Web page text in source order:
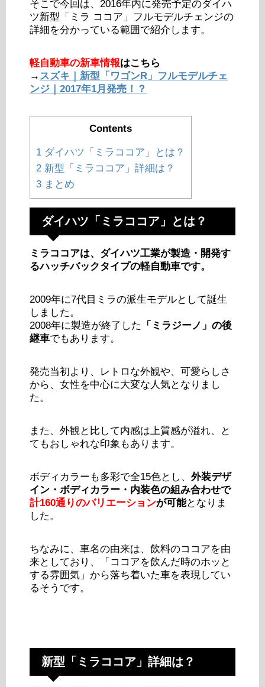
そこで今回は、2016年内に発売予定のダイハ
ツ新型「ミラ ココア」フルモデルチェンジの
詳細を分かっている範囲で紹介します。
軽自動車の新車情報はこちら
→ スズキ｜新型「ワゴンR」フルモデルチェ
ンジ｜2017年1月発売！？
Contents
1 ダイハツ「ミラココア」とは？
2 新型「ミラココア」詳細は？
3 まとめ
ダイハツ「ミラココア」とは？
ミラココアは、ダイハツ工業が製造・開発す
るハッチバックタイプの軽自動車です。
2009年に7代目ミラの派生モデルとして誕生
しました。
2008年に製造が終了した
「ミラジーノ」の後
継車でもあります。
発売当初より、レトロな外観や、可愛らしさ
から、女性を中心に大変な人気となりまし
た。
また、外観と比して内感は上質感が溢れ、と
てもおしゃれな印象もあります。
ボディカラーも多彩で全15色とし、 外装デザ
イン・ボディカラー・内装色の組み合わせで
計160通りのバリエーションが可能となりま
した。
ちなみに、車名の由来は、飲料のココアを由
来としており、「ココアを飲んだ時のホッと
する雰囲気」から落ち着いた車を表現してい
るそうです。
新型「ミラココア」詳細は？